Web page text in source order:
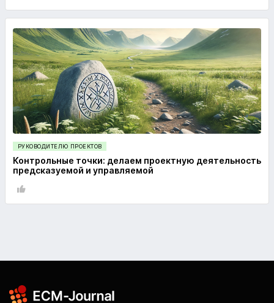
РУКОВОДИТЕЛЮ ПРОЕКТОВ
Контрольные точки: делаем проектную деятельность
предсказуемой и управляемой